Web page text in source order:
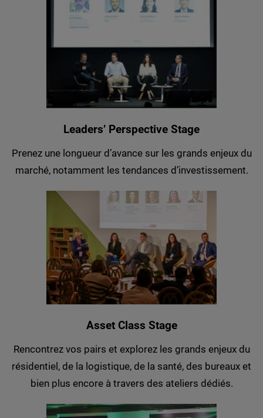
Leaders’ Perspective Stage
Prenez une longueur d’avance sur les grands enjeux du
marché, notamment les tendances d’investissement.
Asset Class Stage
Rencontrez vos pairs et explorez les grands enjeux du
résidentiel, de la logistique, de la santé, des bureaux et
bien plus encore à travers des ateliers dédiés.